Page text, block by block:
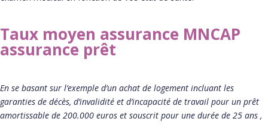
Taux moyen assurance MNCAP
assurance prêt
En se basant sur l’exemple d’un achat de logement incluant les
garanties de décès, d’invalidité et d’incapacité de travail pour un prêt
amortissable de 200.000 euros et souscrit pour une durée de 25 ans ,